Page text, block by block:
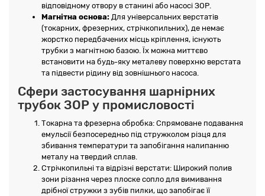
відповідному отвору в станині або насосі ЗОР.
Магнітна основа: Для універсальних верстатів
(токарних, фрезерних, стрічкопильних), де немає
жорстко передбачених місць кріплення, існують
трубки з магнітною базою. Їх можна миттєво
встановити на будь-яку металеву поверхню верстата
та підвести рідину від зовнішнього насоса.
Сфери застосування шарнірних
трубок ЗОР у промисловості
Токарна та фрезерна обробка: Спрямоване подавання
емульсії безпосередньо під стружколом різця для
збивання температури та запобігання налипанню
металу на твердий сплав.
Стрічкопильні та відрізні верстати: Широкий полив
зони різання через плоске сопло для вимивання
дрібної стружки з зубів пилки, що запобігає її